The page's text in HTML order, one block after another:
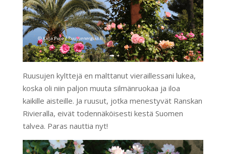
Ruusujen kylttejä en malttanut vieraillessani lukea,
koska oli niin paljon muuta silmänruokaa ja iloa
kaikille aisteille. Ja ruusut, jotka menestyvät Ranskan
Rivieralla, eivät todennäköisesti kestä Suomen
talvea. Paras nauttia nyt!